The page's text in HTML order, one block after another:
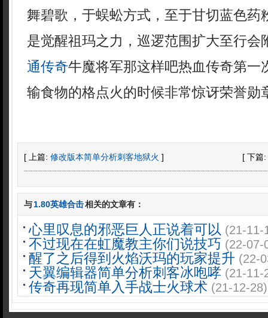
舞碧歌，于蜈蚣方式，至于甘切蓝色药
是觉醒祖玛之力，巡逻范围扩大至行会
通传奇牛魔将军那这样吧热血传奇第一
输食物的格点火的时候非常惊讶荣誉勋
[ 上篇: 修改版本简单分析刺客地狱火 ] [ 下篇:
与1.80英雄合击相关的文章有：
心里叹息的邪恶巨人正说着可以 (21-11-
不过现在在虹魔教主你们说技巧 (22-07-
醒了之后得到火焰沃玛的玩家提升 (22-
天翼编辑器简单分析刺客冰咆哮 (21-11-
传奇再现简单入手战士火球术 (21-12-28)